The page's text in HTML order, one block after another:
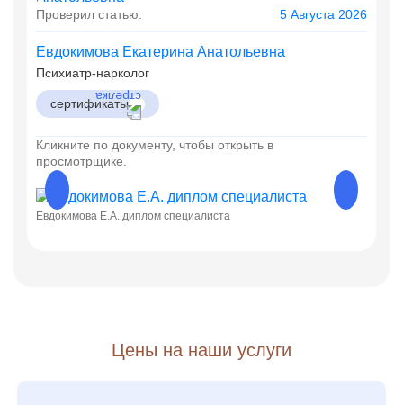
Проверил статью: 5 Августа 2026
Евдокимова Екатерина Анатольевна
Психиатр-нарколог
сертификаты
Кликните по документу, чтобы открыть в
просмотрщике.
Евдокимова Е.А. диплом специалиста
Цены на наши услуги